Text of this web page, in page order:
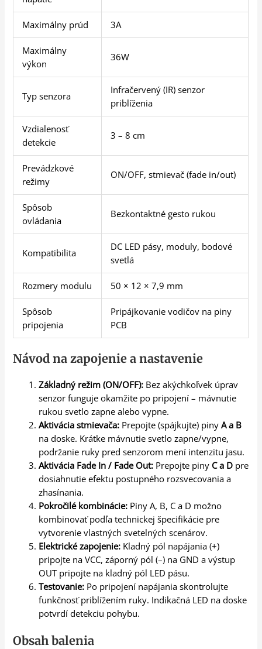
Maximálny prúd 3A
Maximálny
výkon
36W
Typ senzora
Infračervený (IR) senzor
priblíženia
Vzdialenosť
detekcie
3 – 8 cm
Prevádzkové
režimy
ON/OFF, stmievač (fade in/out)
Spôsob
ovládania
Bezkontaktné gesto rukou
Kompatibilita
DC LED pásy, moduly, bodové
svetlá
Rozmery modulu 50 × 12 × 7,9 mm
Spôsob
pripojenia
Pripájkovanie vodičov na piny
PCB
Návod na zapojenie a nastavenie
Základný režim (ON/OFF): Bez akýchkoľvek úprav
senzor funguje okamžite po pripojení – mávnutie
rukou svetlo zapne alebo vypne.
Aktivácia stmievača: Prepojte (spájkujte) pinyA a B
na doske. Krátke mávnutie svetlo zapne/vypne,
podržanie ruky pred senzorom mení intenzitu jasu.
Aktivácia Fade In / Fade Out: Prepojte piny C a D pre
dosiahnutie efektu postupného rozsvecovania a
zhasínania.
Pokročilé kombinácie: Piny A, B, C a D možno
kombinovať podľa technickej špecifikácie pre
vytvorenie vlastných svetelných scenárov.
Elektrické zapojenie: Kladný pól napájania (+)
pripojte na VCC, záporný pól (–) na GND a výstup
OUT pripojte na kladný pól LED pásu.
Testovanie: Po pripojení napájania skontrolujte
funkčnosť priblížením ruky. Indikačná LED na doske
potvrdí detekciu pohybu.
Obsah balenia